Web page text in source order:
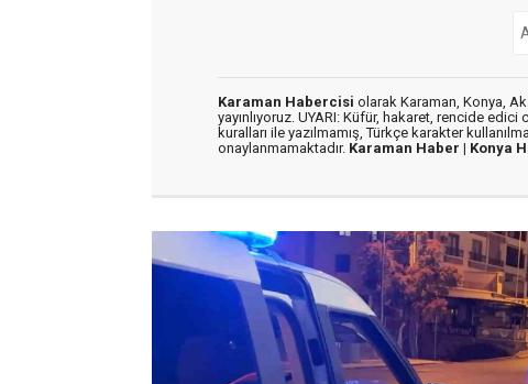
Karaman Habercisi olarak Karaman, Konya,
yayınlıyoruz. UYARI: Küfür, hakaret, rencide
kuralları ile yazılmamış, Türkçe karakter
onaylanmamaktadır. Karaman Haber | Konya